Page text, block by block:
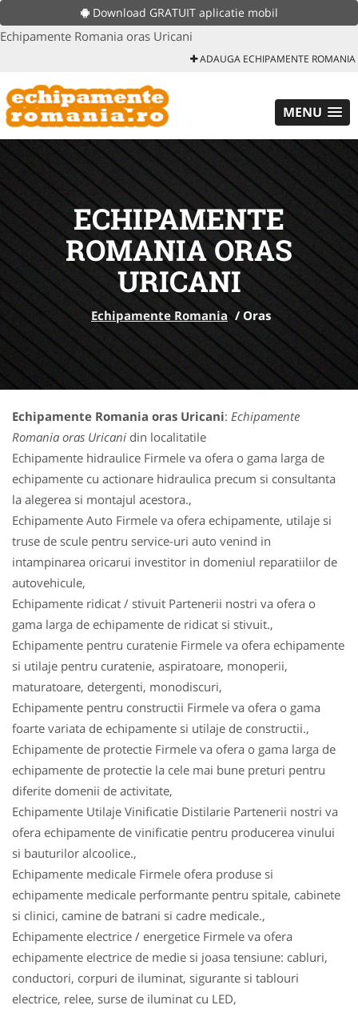
Download GRATUIT aplicatie mobil
Echipamente Romania oras Uricani
ADAUGA ECHIPAMENTE ROMANIA
MENU
ECHIPAMENTE
ROMANIA ORAS
URICANI
Echipamente Romania / Oras
Echipamente Romania oras Uricani: Echipamente
Romania oras Uricani din localitatile
Echipamente hidraulice Firmele va ofera o gama larga de
echipamente cu actionare hidraulica precum si consultanta
la alegerea si montajul acestora.,
Echipamente Auto Firmele va ofera echipamente, utilaje si
truse de scule pentru service-uri auto venind in
intampinarea oricarui investitor in domeniul reparatiilor de
autovehicule,
Echipamente ridicat / stivuit Partenerii nostri va ofera o
gama larga de echipamente de ridicat si stivuit.,
Echipamente pentru curatenie Firmele va ofera echipamente
si utilaje pentru curatenie, aspiratoare, monoperii,
maturatoare, detergenti, monodiscuri,
Echipamente pentru constructii Firmele va ofera o gama
foarte variata de echipamente si utilaje de constructii.,
Echipamente de protectie Firmele va ofera o gama larga de
echipamente de protectie la cele mai bune preturi pentru
diferite domenii de activitate,
Echipamente Utilaje Vinificatie Distilarie Partenerii nostri va
ofera echipamente de vinificatie pentru producerea vinului
si bauturilor alcoolice.,
Echipamente medicale Firmele ofera produse si
echipamente medicale performante pentru spitale, cabinete
si clinici, camine de batrani si cadre medicale.,
Echipamente electrice / energetice Firmele va ofera
echipamente electrice de medie si joasa tensiune: cabluri,
conductori, corpuri de iluminat, sigurante si tablouri
electrice, relee, surse de iluminat cu LED,